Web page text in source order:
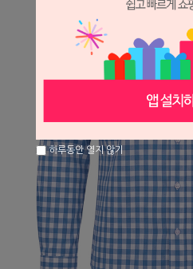
하루동안 열지 않기